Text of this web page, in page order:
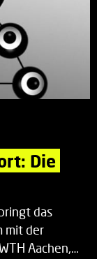
Die
das
mit der
Aachen,…